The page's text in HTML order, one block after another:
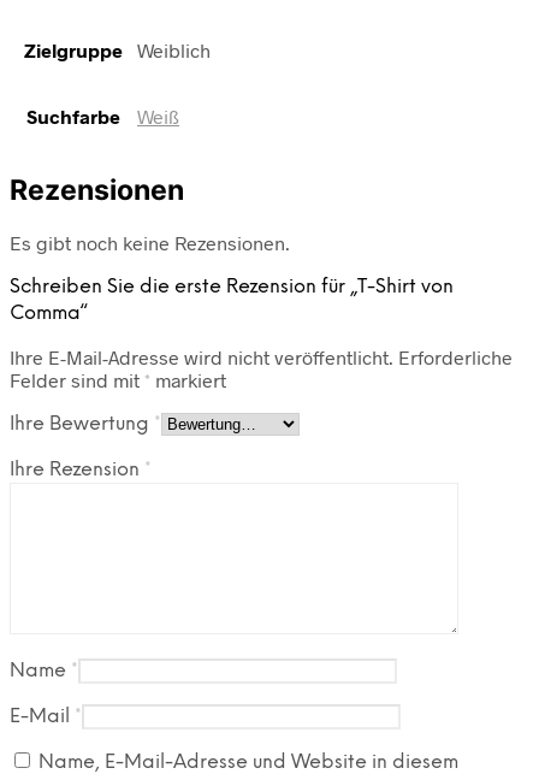
Zielgruppe Weiblich
Suchfarbe Weiß
Rezensionen
Es gibt noch keine Rezensionen.
Schreiben Sie die erste Rezension für „T-Shirt von
Comma“
Ihre E-Mail-Adresse wird nicht veröffentlicht. Erforderliche
Felder sind mit * markiert
Ihre Bewertung *
Ihre Rezension *
Name *
E-Mail *
Name, E-Mail-Adresse und Website in diesem